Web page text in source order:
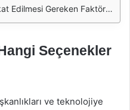
Edilmesi Gereken Faktörler
Seçenekler
ve teknolojiye